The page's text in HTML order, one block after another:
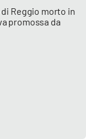
Reggio morto in
promossa da